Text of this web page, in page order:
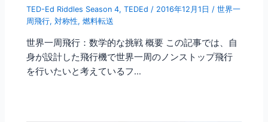
TED-Ed Riddles Season 4,TEDEd / 2016年12月1日 /世界一
周飛行,対称性,燃料転送
世界一周飛行：数学的な挑戦 概要 この記事では、自
身が設計した飛行機で世界一周のノンストップ飛行
を行いたいと考えているフ…